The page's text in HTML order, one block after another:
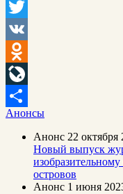
Facebook
Twitter
VK
Odnoklassniki
LiveJournal
Отправить
Анонсы
Анонс 22 октября
Новый выпуск
островов
Анонс 1 июня